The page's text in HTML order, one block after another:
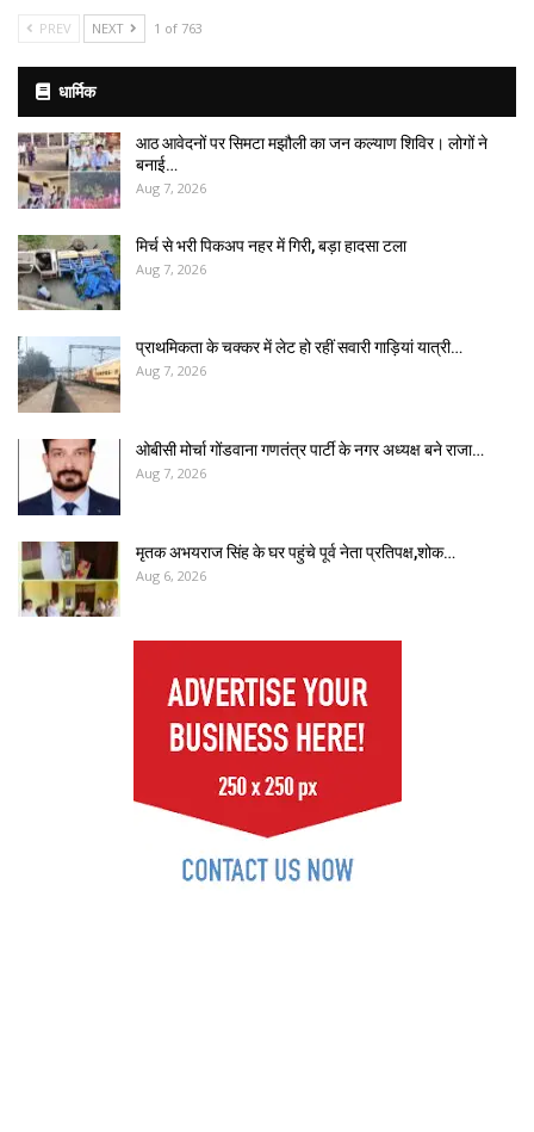
PREV NEXT 1 of 763
धार्मिक
आठ आवेदनों पर सिमटा मझौली का जन कल्याण शिविर। लोगों ने
बनाई…
Aug 7, 2026
मिर्च से भरी पिकअप नहर में गिरी, बड़ा हादसा टला
Aug 7, 2026
प्राथमिकता के चक्कर में लेट हो रहीं सवारी गाड़ियां यात्री…
Aug 7, 2026
ओबीसी मोर्चा गोंडवाना गणतंत्र पार्टी के नगर अध्यक्ष बने राजा…
Aug 7, 2026
मृतक अभयराज सिंह के घर पहुंचे पूर्व नेता प्रतिपक्ष,शोक…
Aug 6, 2026